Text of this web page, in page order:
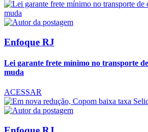
Enfoque RJ
Lei garante frete mínimo no transporte
muda
ACESSAR